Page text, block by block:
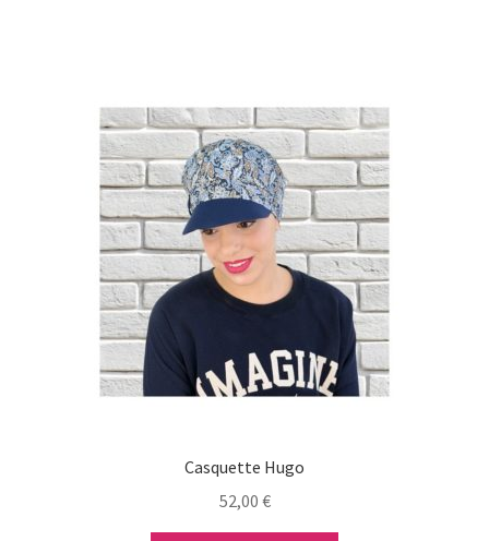
Casquette Hugo
52,00 €
produit
a
plusieurs
variations.
Les
options
peuvent
être
sur
la
produit